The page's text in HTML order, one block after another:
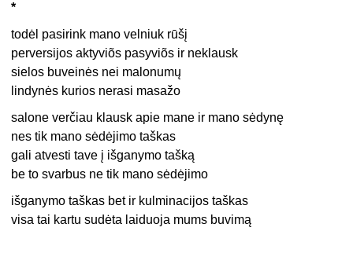
*
todėl pasirink mano velniuk rūšį
perversijos aktyviõs pasyviõs ir neklausk
sielos buveinės nei malonumų
lindynės kurios nerasi masažo
salone verčiau klausk apie mane ir mano sėdynę
nes tik mano sėdėjimo taškas
gali atvesti tave į išganymo tašką
be to svarbus ne tik mano sėdėjimo
išganymo taškas bet ir kulminacijos taškas
visa tai kartu sudėta laiduoja mums buvimą